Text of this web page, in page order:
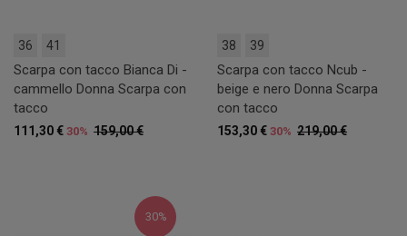
36 41
Scarpa con tacco Bianca Di -
cammello Donna Scarpa con
tacco
159,00 €
111,30 € 30%
38 39
Scarpa con tacco Ncub -
beige e nero Donna Scarpa
con tacco
219,00 €
153,30 € 30%
30%